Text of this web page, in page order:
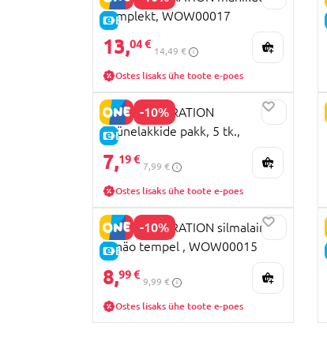
E-HIND
komplekt, WOW00017
13,04 €
14,49 €
Ostes lisaks ühe toote e-poes
-10%
E-HIND
WOW GENERATION
küünelakkide pakk, 5 tk.,
WOW00018
7,19 €
7,99 €
Ostes lisaks ühe toote e-poes
-10%
E-HIND
WOW GENERATION silmalainer
ja näo tempel , WOW00015
8,99 €
9,99 €
Ostes lisaks ühe toote e-poes